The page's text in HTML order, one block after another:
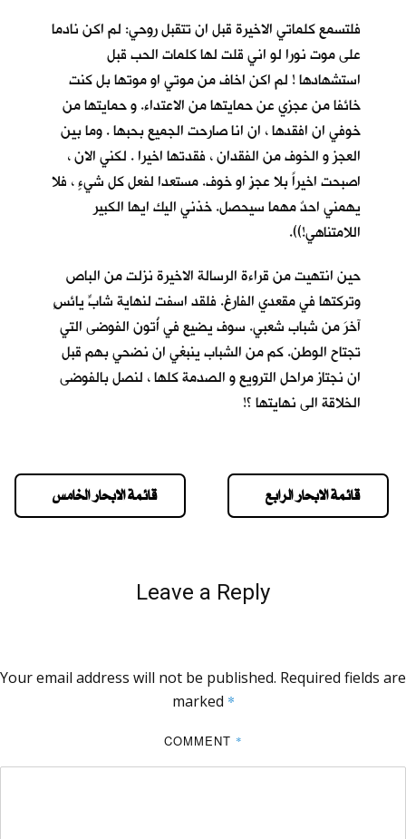
فلتسمع كلماتي الاخيرة قبل ان تتقبل روحي: لم اكن نادما
على موت نورا لو اني قلت لها كلمات الحب قبل
استشهادها ! لم اكن اخاف من موتي او موتها بل كنت
خائفا من عجزي عن حمايتها من الاعتداء. و حمايتها من
خوفي ان افقدها ، ان انا صارحت الجميع بحبها . وما بين
العجز و الخوف من الفقدان ، فقدتها اخيرا . لكني الان ،
اصبحت اخيراً بلا عجزٍ او خوف. مستعدا لفعل كل شيءٍ ، فلا
يهمني احدٌ مهما سيحصل. خذني اليك ايها الكبير
اللامتناهي!)).
حين انتهيت من قراءة الرسالة الاخيرة نزلت من الباص
وتركتها في مقعدي الفارغ. فلقد اسفت لنهاية شابٍّ يائسٍ
آخرَ من شباب شعبي. سوف يضيع في أُتون الفوضى التي
تجتاح الوطن. كم من الشباب ينبغي ان نضحي بهم قبل
ان نجتاز مراحل الترويع و الصدمة كلها ، لنصل بالفوضى
الخلاقة الى نهايتها ؟!
قائمة الابحار الخامس قائمة الابحار الرابع
Leave a Reply
Your email address will not be published. Required fields are
marked *
COMMENT *